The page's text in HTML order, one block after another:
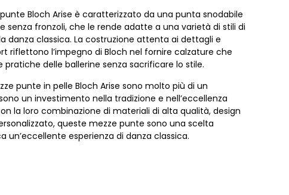
Bloch Arise è caratterizzato da una punta snodabile
senza fronzoli, che le rende adatte a una varietà di stili di
danza classica. La costruzione attenta ai dettagli e
riflettono l’impegno di Bloch nel fornire calzature che
pratiche delle ballerine senza sacrificare lo stile.
punte in pelle Bloch Arise sono molto più di un
un investimento nella tradizione e nell’eccellenza
la loro combinazione di materiali di alta qualità, design
queste mezze punte sono una scelta
un’eccellente esperienza di danza classica.